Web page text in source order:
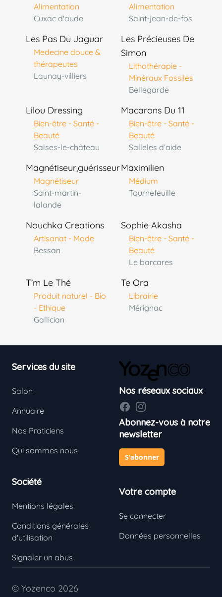
Alimentation
Cuxac d'aude
Alimentation
Saint-jean-de-fos
Les Pas Du Jaguar
Medecine douce &
thérapeutes
Launay-villiers
Les Précieuses De
Simon
Lithothérapie -
Minéraux Fossiles
Bellegarde
Lilou Dressing
Bien-être - Santé -
Beauté
Salses-le-château
Macarons Du 11
Bien-être - Santé -
Beauté
Salleles d’aide
Magnétiseur,guérisseur
Magnétiseur
Saint-martin-
lalande
Maximilien
Médium
Tournefeuille
Nouchka Creations
Artisanat - Mode
Bessan
Sophie Akasha
Bien-être - Santé -
Beauté
Le barcares
T’m Le Thé
Produit naturel - Bio
- Ethique
Gallician
Te Ora
Librairie
Mérignac
Services du site
Salon
Annuaire
Nos Praticiens
Qui sommes nous
Société
Mentions légales
Conditions générales
d'utilisation
Signaler un abus
Nos réseaux sociaux
FacebookInstagram
Abonnez-vous à notre
newsletter
S'abonner
Votre compte
Se connecter
Données personnelles
© Yozenco 2026